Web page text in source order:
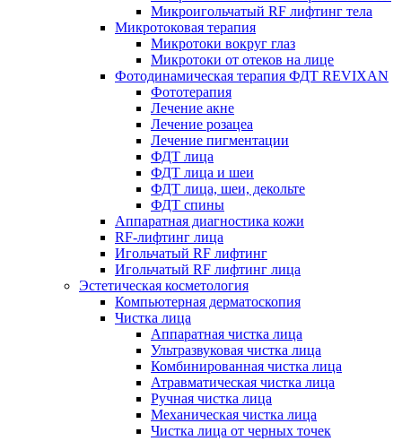
Микроигольчатый RF лифтинг тела
Микротоковая терапия
Микротоки вокруг глаз
Микротоки от отеков на лице
Фотодинамическая терапия ФДТ REVIXAN
Фототерапия
Лечение акне
Лечение розацеа
Лечение пигментации
ФДТ лица
ФДТ лица и шеи
ФДТ лица, шеи, декольте
ФДТ спины
Аппаратная диагностика кожи
RF-лифтинг лица
Игольчатый RF лифтинг
Игольчатый RF лифтинг лица
Эстетическая косметология
Компьютерная дерматоскопия
Чистка лица
Аппаратная чистка лица
Ультразвуковая чистка лица
Комбинированная чистка лица
Атравматическая чистка лица
Ручная чистка лица
Механическая чистка лица
Чистка лица от черных точек